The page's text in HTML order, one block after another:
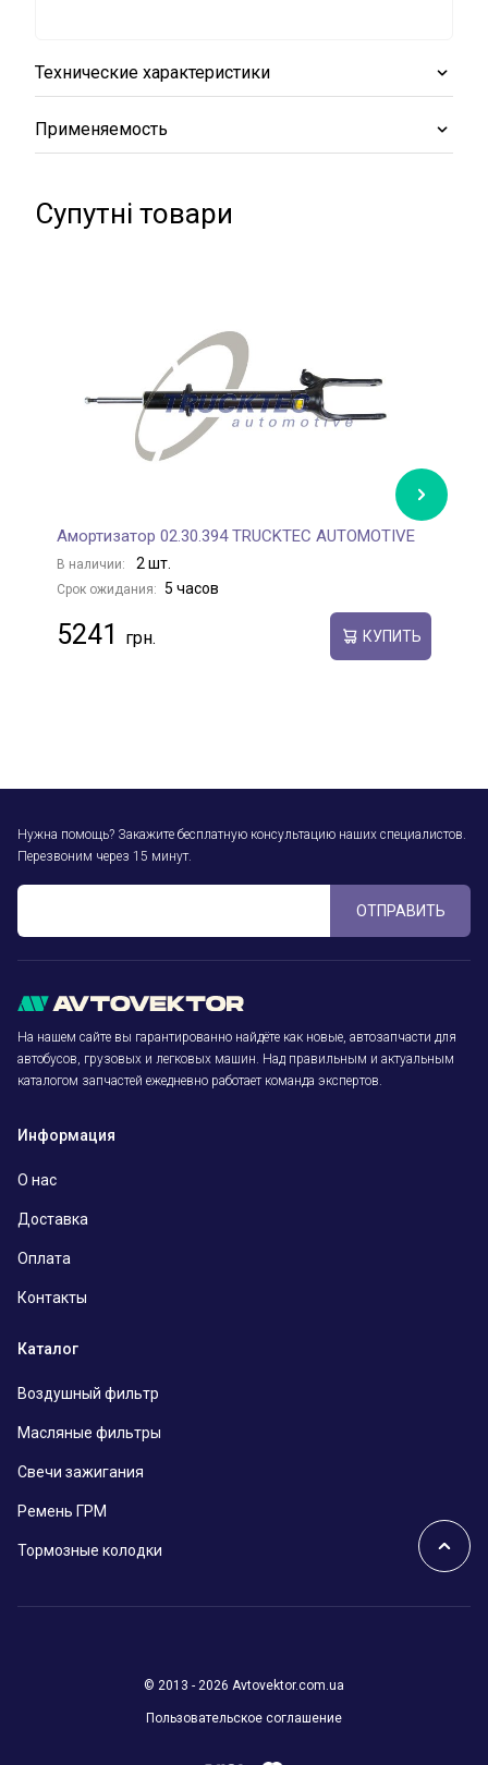
Технические характеристики
Применяемость
Супутні товари
Амортизатор 02.30.394 TRUCKTEC AUTOMOTIVE
В наличии: 2 шт.
Срок ожидания: 5 часов
5241 КУПИТЬ
Нужна помощь? Закажите бесплатную консультацию наших специалистов.
Перезвоним через 15 минут.
ОТПРАВИТЬ
На нашем сайте вы гарантированно найдёте как новые, автозапчасти для
автобусов, грузовых и легковых машин. Над правильным и актуальным
каталогом запчастей ежедневно работает команда экспертов.
Информация
О нас
Доставка
Оплата
Контакты
Каталог
Воздушный фильтр
Масляные фильтры
Свечи зажигания
Ремень ГРМ
Тормозные колодки
© 2013 - 2026 Avtovektor.com.ua
Пользовательское соглашение